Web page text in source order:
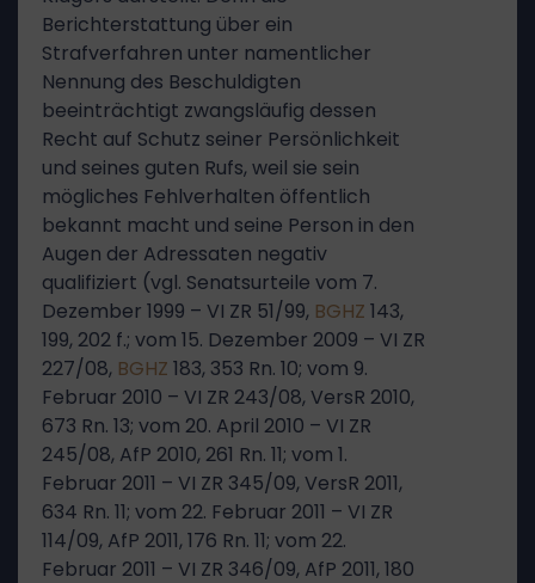
Berichterstattung über ein
Strafverfahren unter namentlicher
Nennung des Beschuldigten
beeinträchtigt zwangsläufig dessen
Recht auf Schutz seiner Persönlichkeit
und seines guten Rufs, weil sie sein
mögliches Fehlverhalten öffentlich
bekannt macht und seine Person in den
Augen der Adressaten negativ
qualifiziert (vgl. Senatsurteile vom 7.
Dezember 1999 – VI ZR 51/99, BGHZ 143,
199, 202 f.; vom 15. Dezember 2009 – VI ZR
227/08, BGHZ 183, 353 Rn. 10; vom 9.
Februar 2010 – VI ZR 243/08, VersR 2010,
673 Rn. 13; vom 20. April 2010 – VI ZR
245/08, AfP 2010, 261 Rn. 11; vom 1.
Februar 2011 – VI ZR 345/09, VersR 2011,
634 Rn. 11; vom 22. Februar 2011 – VI ZR
114/09, AfP 2011, 176 Rn. 11; vom 22.
Februar 2011 – VI ZR 346/09, AfP 2011, 180